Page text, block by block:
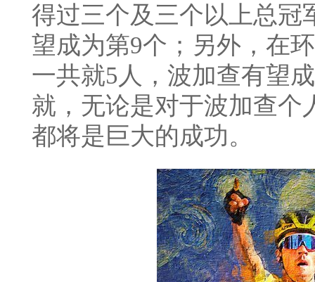
得过三个及三个以上总冠
望成为第9个；另外，在
一共就5人，波加查有望
就，无论是对于波加查个
都将是巨大的成功。